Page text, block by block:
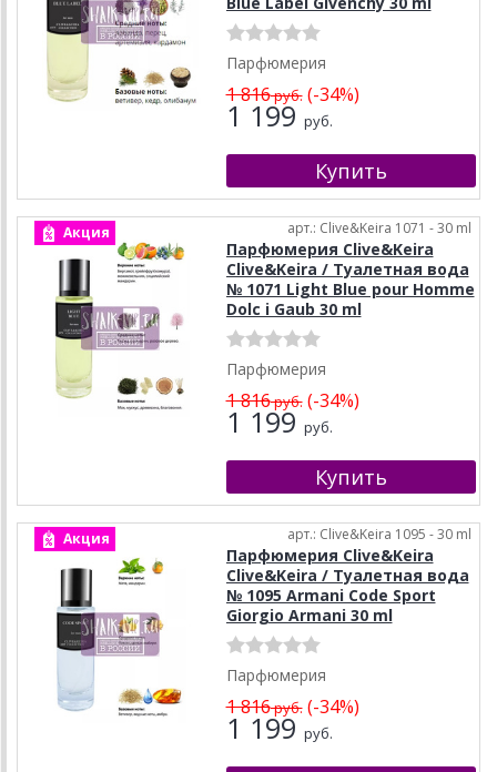
Парфюмерия
1 816руб.(-34%)
1 199 руб.
Акция арт.: Clive&Keira 1071 - 30 ml
Парфюмерия Clive&Keira
Clive&Keira / Туалетная вода
№ 1071 Light Blue pour Homme
Dolc i Gaub 30 ml
Парфюмерия
1 816руб.(-34%)
1 199 руб.
Акция арт.: Clive&Keira 1095 - 30 ml
Парфюмерия Clive&Keira
Clive&Keira / Туалетная вода
№ 1095 Armani Code Sport
Giorgio Armani 30 ml
Парфюмерия
1 816руб.(-34%)
1 199 руб.